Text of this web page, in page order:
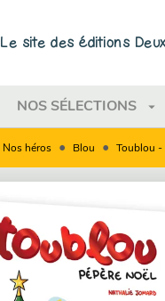
Le site des éditions
NOS SÉLECTIONS arrow_drop_down
Nos héros • Blou • Toublou -